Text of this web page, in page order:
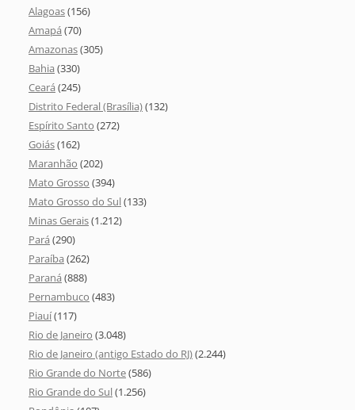
Alagoas(156)
Amapá (70)
Amazonas(305)
Bahia (330)
Ceará (245)
Distrito Federal (Brasília)(132)
Espírito Santo (272)
Goiás(162)
Maranhão (202)
Mato Grosso (394)
Mato Grosso do Sul(133)
Minas Gerais(1.212)
Pará (290)
Paraíba (262)
Paraná (888)
Pernambuco (483)
Piauí(117)
Rio de Janeiro (3.048)
Rio de Janeiro (antigo Estado do RJ)(2.244)
Rio Grande do Norte(586)
Rio Grande do Sul(1.256)